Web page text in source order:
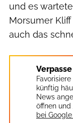
und es
Morsumer
auch das
künftig
News
öffnen
bei